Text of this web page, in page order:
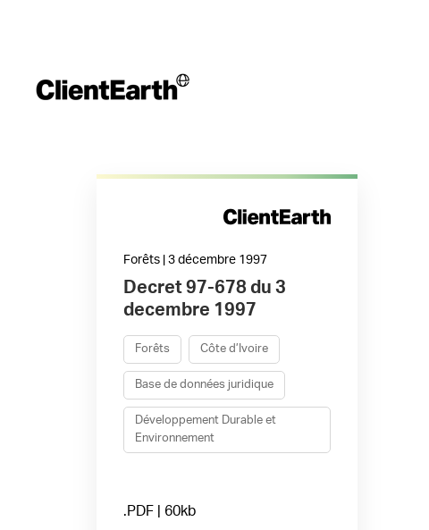
Forêts | 3 décembre 1997
Decret 97-678 du 3
decembre 1997
Forêts Côte d’Ivoire
Base de données juridique
Développement Durable et
Environnement
.PDF | 60kb